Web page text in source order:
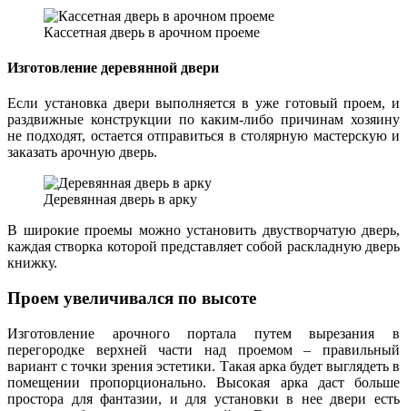
Кассетная дверь в арочном проеме
Изготовление деревянной двери
Если установка двери выполняется в уже готовый проем, и
раздвижные конструкции по каким-либо причинам хозяину
не подходят, остается отправиться в столярную мастерскую и
заказать арочную дверь.
Деревянная дверь в арку
В широкие проемы можно установить двустворчатую дверь,
каждая створка которой представляет собой раскладную дверь
книжку.
Проем увеличивался по высоте
Изготовление арочного портала путем вырезания в
перегородке верхней части над проемом – правильный
вариант с точки зрения эстетики. Такая арка будет выглядеть в
помещении пропорционально. Высокая арка даст больше
простора для фантазии, и для установки в нее двери есть